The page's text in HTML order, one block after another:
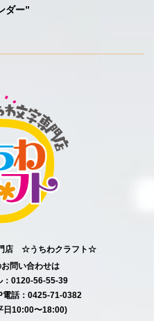
店 ☆うちわクラフト☆
問い合わせは
0120-56-55-39
電話：0425-71-0382
日10:00〜18:00)